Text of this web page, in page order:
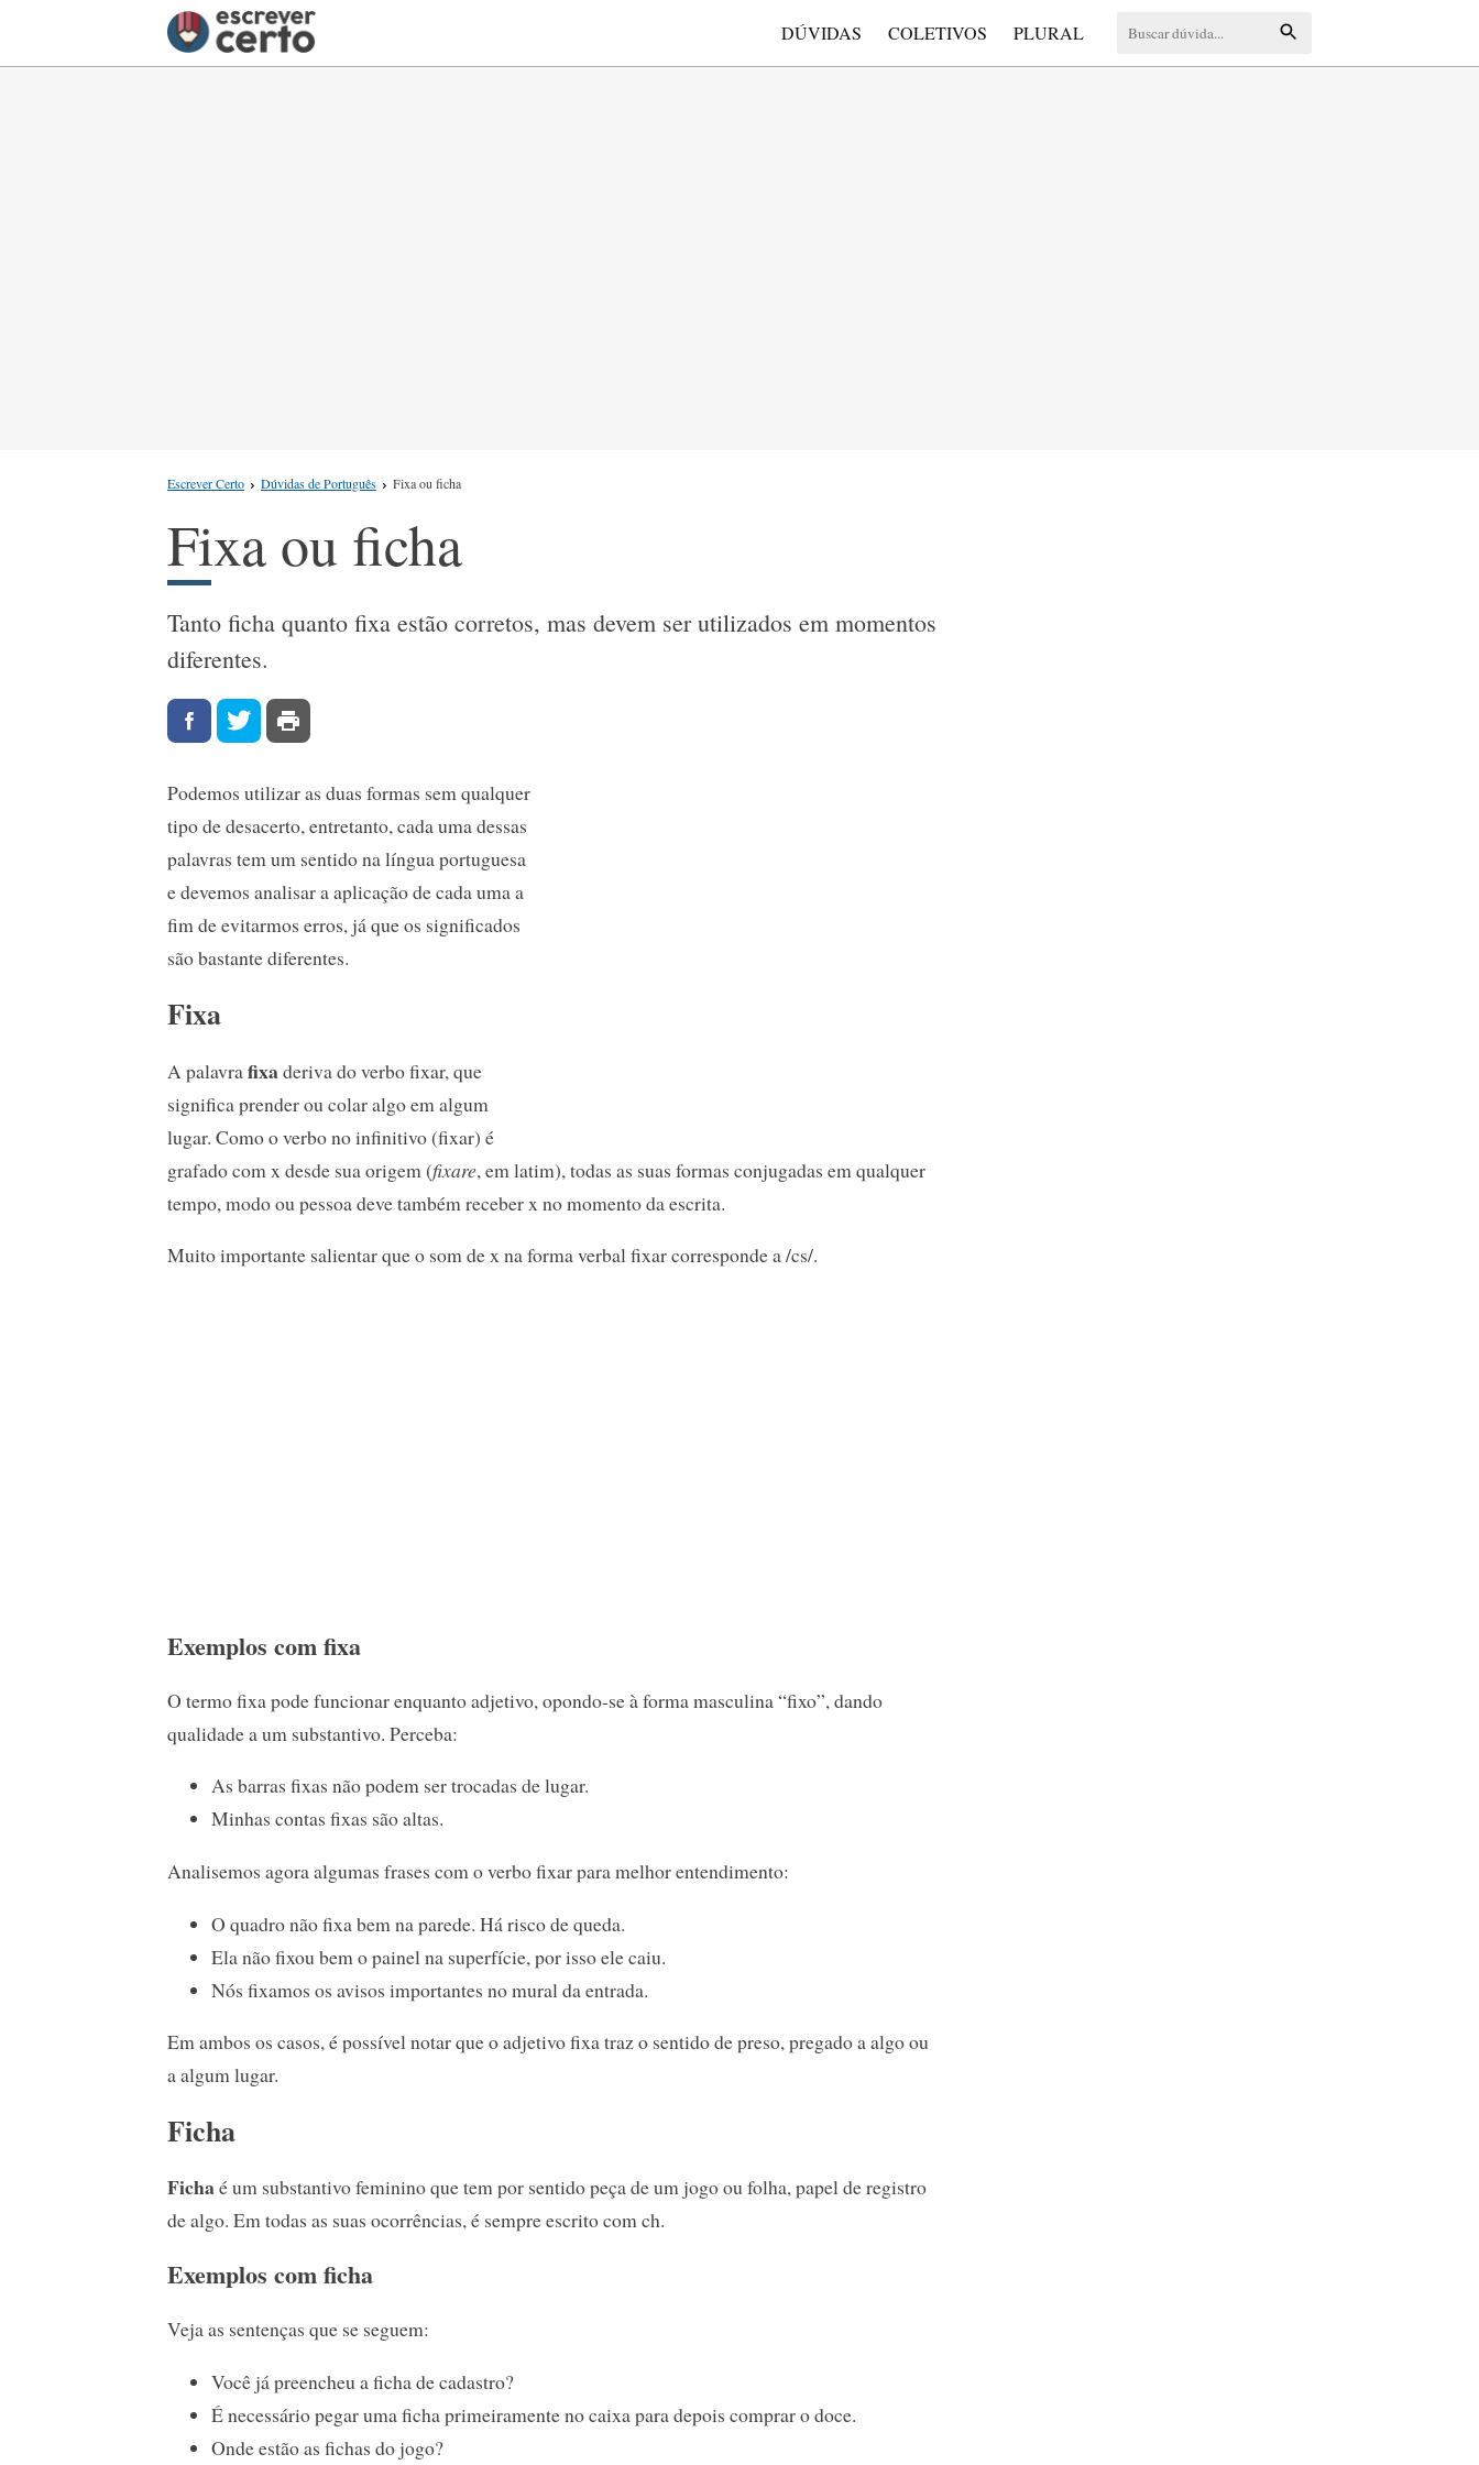
DÚVIDAS COLETIVOS PLURAL
Escrever Certo Dúvidas de Português Fixa ou ficha
Fixa ou ficha
Tanto ficha quanto fixa estão corretos, mas devem ser utilizados em momentos
diferentes.
Podemos utilizar as duas formas sem qualquer
tipo de desacerto, entretanto, cada uma dessas
palavras tem um sentido na língua portuguesa
e devemos analisar a aplicação de cada uma a
fim de evitarmos erros, já que os significados
são bastante diferentes.
Fixa
A palavra fixaderiva do verbo fixar, que
significa prender ou colar algo em algum
lugar. Como o verbo no infinitivo (fixar) é
grafado com x desde sua origem (fixare, em latim), todas as suas formas conjugadas em qualquer
tempo, modo ou pessoa deve também receber x no momento da escrita.
Muito importante salientar que o som de x na forma verbal fixar corresponde a /cs/.
Exemplos com fixa
O termo fixa pode funcionar enquanto adjetivo, opondo-se à forma masculina “fixo”, dando
qualidade a um substantivo. Perceba:
As barras fixas não podem ser trocadas de lugar.
Minhas contas fixas são altas.
Analisemos agora algumas frases com o verbo fixar para melhor entendimento:
O quadro não fixa bem na parede. Há risco de queda.
Ela não fixou bem o painel na superfície, por isso ele caiu.
Nós fixamos os avisos importantes no mural da entrada.
Em ambos os casos, é possível notar que o adjetivo fixa traz o sentido de preso, pregado a algo ou
a algum lugar.
Ficha
Fichaé um substantivo feminino que tem por sentido peça de um jogo ou folha, papel de registro
de algo. Em todas as suas ocorrências, é sempre escrito com ch.
Exemplos com ficha
Veja as sentenças que se seguem:
Você já preencheu a ficha de cadastro?
É necessário pegar uma ficha primeiramente no caixa para depois comprar o doce.
Onde estão as fichas do jogo?